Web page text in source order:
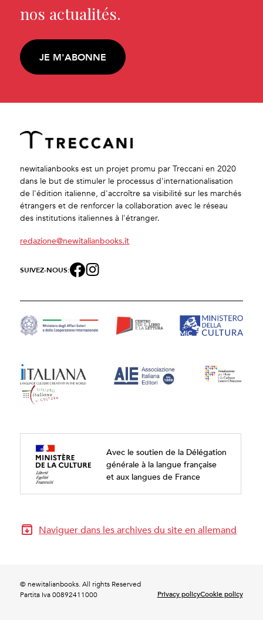
nos actualités.
JE M'ABONNE
newitalianbooks est un projet promu par Treccani en 2020
dans le but de stimuler le processus d'internationalisation
de l'édition italienne, d'accroître sa visibilité sur les marchés
étrangers et de renforcer la collaboration avec le réseau
des institutions italiennes à l'étranger.
redazione@newitalianbooks.it
SUIVEZ-NOUS:
Avec le soutien de la Délégation
générale à la langue française
et aux langues de France
Naviguer dans les archives du site en allemand
© newitalianbooks. All rights Reserved
Partita Iva 00892411000
Privacy policyCookie policy